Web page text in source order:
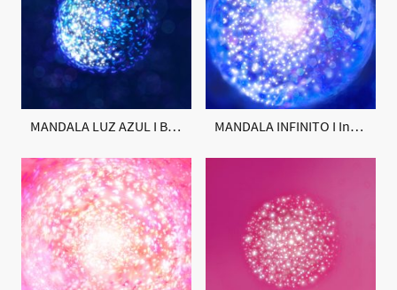
MANDALA LUZ AZUL I Blue Light Mandala MANDALA INFINITO I Infinity Mandala